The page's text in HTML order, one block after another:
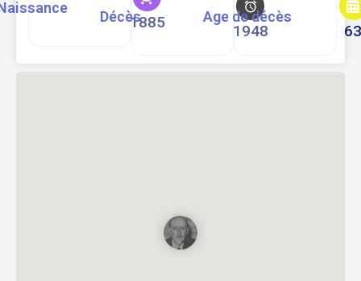
1885
Décès
1948
Age de décès